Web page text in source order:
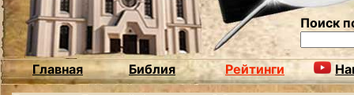
Поиск
Главная Библия Рейтинги